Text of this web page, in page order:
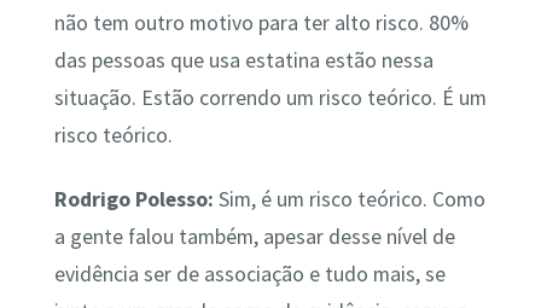
não tem outro motivo para ter alto risco. 80%
das pessoas que usa estatina estão nessa
situação. Estão correndo um risco teórico. É um
risco teórico.
Rodrigo Polesso: Sim, é um risco teórico. Como
a gente falou também, apesar desse nível de
evidência ser de associação e tudo mais, se